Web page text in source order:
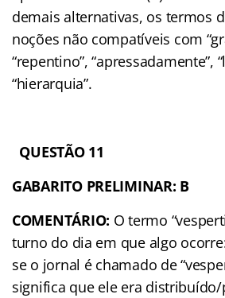
demais alternativas, os termos
noções não compatíveis com
“repentino”, “apressadamente”,
“hierarquia”.
QUESTÃO 11
GABARITO PRELIMINAR: B
COMENTÁRIO: O termo
turno do dia em que algo
se o jornal é chamado de
significa que ele era